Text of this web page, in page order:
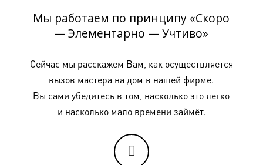
Джемпер (комбин. текстилем)
1700 руб.
Пиджак, куртка, полупальто до 90 см (комбин.
Пальто от 90 см (комбинированное текстилем) 3500 руб.
Изделия, продублированные иск. мехом
Куртка, полупальто до 90 см (на иск. меху)
Мы работаем по принципу «Скоро
— Элементарно — Учтиво»
Сейчас мы расскажем Вам, как осуществляется
вызов мастера на дом в нашей фирме.
Вы сами убедитесь в том, насколько это легко
и насколько мало времени займёт.